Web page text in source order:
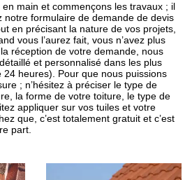
main et commençons les travaux ; il
notre formulaire de demande de devis
en précisant la nature de vos projets,
vous l’aurez fait, vous n’avez plus
la réception de votre demande, nous
et personnalisé dans les plus
24 heures). Pour que nous puissions
; n’hésitez à préciser le type de
la forme de votre toiture, le type de
appliquer sur vos tuiles et votre
que, c’est totalement gratuit et c’est
part.